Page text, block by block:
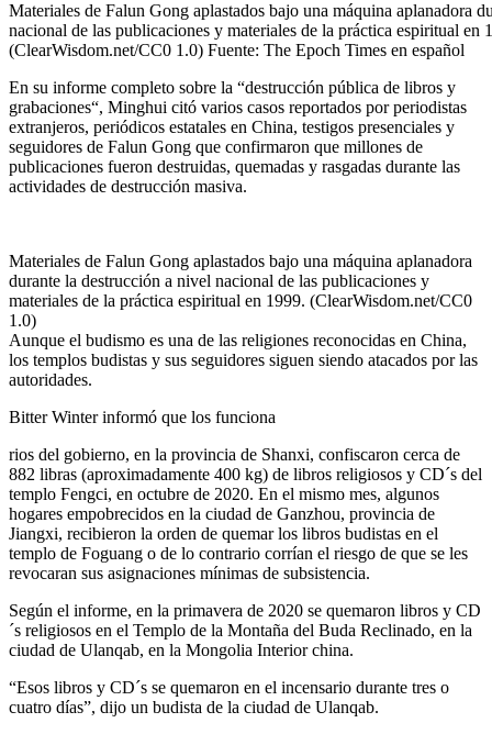
Materiales de Falun Gong aplastados bajo una máquina aplanadora
nacional de las publicaciones y materiales de la práctica espiritual en
(ClearWisdom.net/CC0 1.0) Fuente: The Epoch Times en español
En su informe completo sobre la “destrucción pública de libros y
grabaciones“, Minghui citó varios casos reportados por periodistas
extranjeros, periódicos estatales en China, testigos presenciales y
seguidores de Falun Gong que confirmaron que millones de
publicaciones fueron destruidas, quemadas y rasgadas durante las
actividades de destrucción masiva.
Materiales de Falun Gong aplastados bajo una máquina aplanadora
durante la destrucción a nivel nacional de las publicaciones y
materiales de la práctica espiritual en 1999. (ClearWisdom.net/CC0
1.0)
Aunque el budismo es una de las religiones reconocidas en China,
los templos budistas y sus seguidores siguen siendo atacados por las
autoridades.
Bitter Winter informó que los funciona
rios del gobierno, en la provincia de Shanxi, confiscaron cerca de
882 libras (aproximadamente 400 kg) de libros religiosos y CD´s del
templo Fengci, en octubre de 2020. En el mismo mes, algunos
hogares empobrecidos en la ciudad de Ganzhou, provincia de
Jiangxi, recibieron la orden de quemar los libros budistas en el
templo de Foguang o de lo contrario corrían el riesgo de que se les
revocaran sus asignaciones mínimas de subsistencia.
Según el informe, en la primavera de 2020 se quemaron libros y CD
´s religiosos en el Templo de la Montaña del Buda Reclinado, en la
ciudad de Ulanqab, en la Mongolia Interior china.
“Esos libros y CD´s se quemaron en el incensario durante tres o
cuatro días”, dijo un budista de la ciudad de Ulanqab.